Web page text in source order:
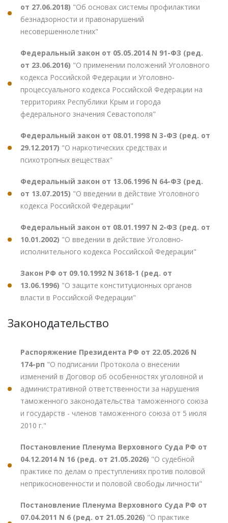
от 27.06.2018) "Об основах системы профилактики
безнадзорности и правонарушений
несовершеннолетних"
Федеральный закон от 05.05.2014 N 91-ФЗ (ред.
от 23.06.2016) "О применении положений Уголовного
кодекса Российской Федерации и Уголовно-
процессуального кодекса Российской Федерации на
территориях Республики Крым и города
федерального значения Севастополя"
Федеральный закон от 08.01.1998 N 3-ФЗ (ред. от
29.12.2017) "О наркотических средствах и
психотропных веществах"
Федеральный закон от 13.06.1996 N 64-ФЗ (ред.
от 13.07.2015) "О введении в действие Уголовного
кодекса Российской Федерации"
Федеральный закон от 08.01.1997 N 2-ФЗ (ред. от
10.01.2002) "О введении в действие Уголовно-
исполнительного кодекса Российской Федерации"
Закон РФ от 09.10.1992 N 3618-1 (ред. от
13.06.1996) "О защите конституционных органов
власти в Российской Федерации"
Законодательство
Распоряжение Президента РФ от 22.05.2026 N
174-рп "О подписании Протокола о внесении
изменений в Договор об особенностях уголовной и
административной ответственности за нарушения
таможенного законодательства таможенного союза
и государств - членов таможенного союза от 5 июля
2010 г."
Постановление Пленума Верховного Суда РФ от
04.12.2014 N 16 (ред. от 21.05.2026) "О судебной
практике по делам о преступлениях против половой
неприкосновенности и половой свободы личности"
Постановление Пленума Верховного Суда РФ от
07.04.2011 N 6 (ред. от 21.05.2026) "О практике